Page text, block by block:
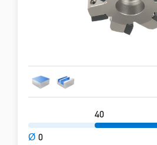
Ø 0
40